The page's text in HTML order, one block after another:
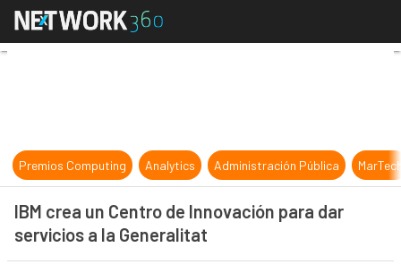
IBM crea un Centro de
Premios Computing Analytics Administración Pública
IBM crea un Centro de Innovación para dar
servicios a la Generalitat